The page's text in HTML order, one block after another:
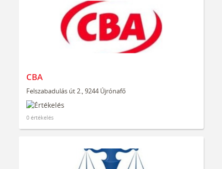
CBA
Felszabadulás út 2., 9244 Újrónafő
0 értékelés